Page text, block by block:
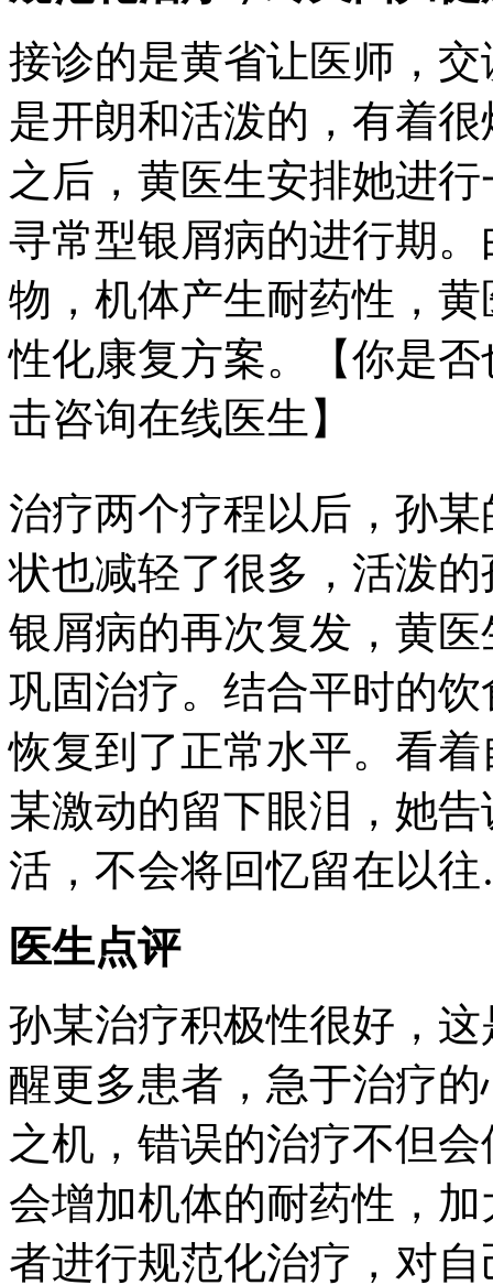
接诊的是黄省让医师，
是开朗和活泼的，有着
之后，黄医生安排她进
寻常型银屑病的进行期
物，机体产生耐药性，
性化康复方案。【你是
击咨询在线医生】
治疗两个疗程以后，孙
状也减轻了很多，活泼
银屑病的再次复发，黄
巩固治疗。结合平时的
恢复到了正常水平。看
某激动的留下眼泪，她
活，不会将回忆留在以
医生点评
孙某治疗积极性很好，
醒更多患者，急于治疗
之机，错误的治疗不但
会增加机体的耐药性，
者进行规范化治疗，对